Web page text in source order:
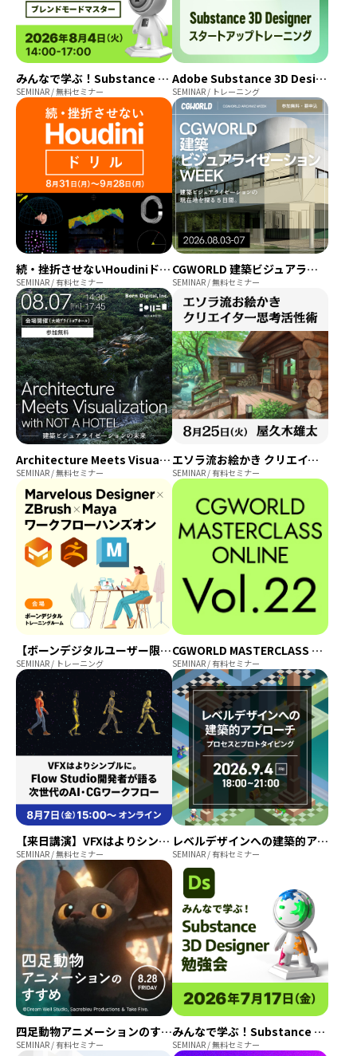
みんなで学ぶ！Substance 3D Designer 勉強会 第2回「ブレンドモードマスター」
SEMINAR / 無料セミナー
Adobe Substance 3D Designer スタートアップトレーニング
SEMINAR / トレーニング
続・挫折させないHoudiniドリル
SEMINAR / 有料セミナー
CGWORLD 建築ビジュアライゼーション WEEK
SEMINAR / 無料セミナー
Architecture Meets Visualization with NOT A HOTEL ― 建築ビジュアライゼーションの未来 ―
SEMINAR / 無料セミナー
エソラ流お絵かき クリエイター思考活性術～上達のための選択という力～
SEMINAR / 有料セミナー
【ボーンデジタルユーザー限定】Marvelous Designer×ZBrush×Maya ワークフローハンズオン
SEMINAR / トレーニング
CGWORLD MASTERCLASS ONLINE vol.22 ～テーマ：アニメーション～
SEMINAR / 有料セミナー
【来日講演】VFXはよりシンプルに。Flow Studio 開発者が語る次世代のAI・CGワークフロー
SEMINAR / 無料セミナー
レベルデザインへの建築的アプローチ~プロセスとプロトタイピング~
SEMINAR / 有料セミナー
四足動物アニメーションのすすめ ~”観察”が作るアニメーション~
SEMINAR / 有料セミナー
みんなで学ぶ！Substance 3D Designer 勉強会
SEMINAR / 無料セミナー